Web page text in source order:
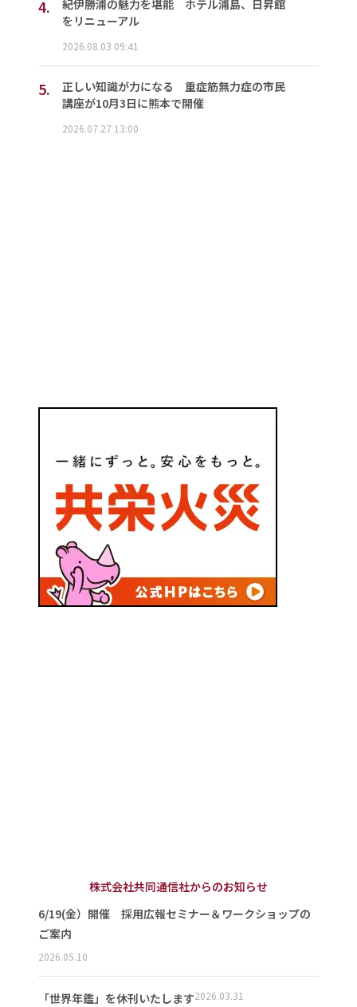
4.
紀伊勝浦の魅力を堪能 ホテル浦島、日昇館
をリニューアル
2026.08.03 09:41
5.
正しい知識が力になる 重症筋無力症の市民
講座が10月3日に熊本で開催
2026.07.27 13:00
株式会社共同通信社からのお知らせ
6/19(金）開催 採用広報セミナー＆ワークショップの
ご案内
2026.05.10
「世界年鑑」を休刊いたします2026.03.31